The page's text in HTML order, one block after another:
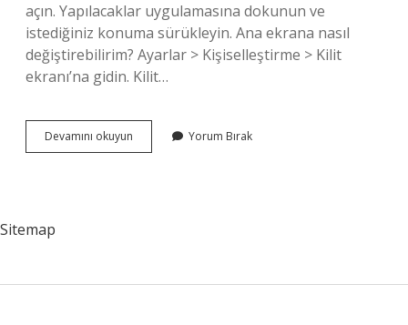
açın. Yapılacaklar uygulamasına dokunun ve
istediğiniz konuma sürükleyin. Ana ekrana nasıl
değiştirebilirim? Ayarlar > Kişiselleştirme > Kilit
ekranı’na gidin. Kilit…
Devamını okuyun Uygulamalar
Ana
Yorum Bırak
Sitemap